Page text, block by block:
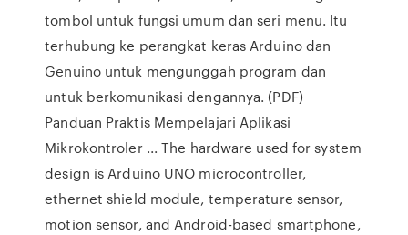
tombol untuk fungsi umum dan seri menu. Itu
terhubung ke perangkat keras Arduino dan
Genuino untuk mengunggah program dan
untuk berkomunikasi dengannya. (PDF)
Panduan Praktis Mempelajari Aplikasi
Mikrokontroler ... The hardware used for system
design is Arduino UNO microcontroller,
ethernet shield module, temperature sensor,
motion sensor, and Android-based smartphone,